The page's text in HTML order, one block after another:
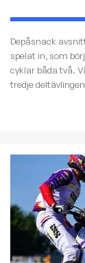
Depåsnack
spelat in, som
cyklar båda två.
tredje